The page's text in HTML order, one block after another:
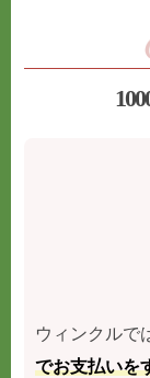
ウィンクルで
でお支払いを